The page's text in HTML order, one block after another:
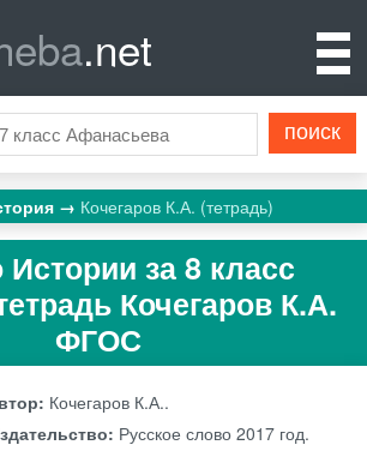
.net
Кочегаров К.А. (тетрадь)
за 8 класс
Кочегаров К.А.
ФГОС
Кочегаров К.А..
Русское слово 2017 год.